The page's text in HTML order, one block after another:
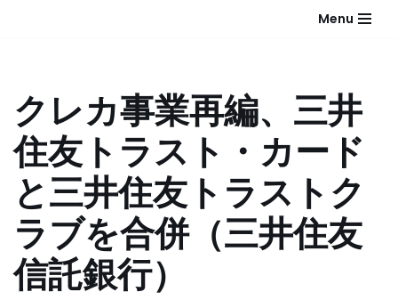
ン
ツ
へ
ス
キ
ッ
Menu
クレカ事業再編、三井
住友トラスト・カード
と三井住友トラストク
ラブを合併（三井住友
信託銀行）